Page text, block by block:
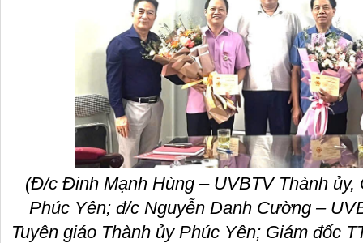
(Đ/c Đinh Mạnh Hùng – UVBTV Thành ủy,
Phúc Yên; đ/c Nguyễn Danh Cường –
Tuyên giáo Thành ủy Phúc Yên; Giám đốc